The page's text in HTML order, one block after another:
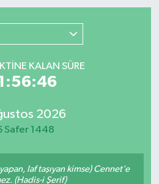
KALAN SÜRE
2026
Safer 1448
laf taşıyan kimse) Cennet’e
(Hadis-i Şerif)
ve Fikstür